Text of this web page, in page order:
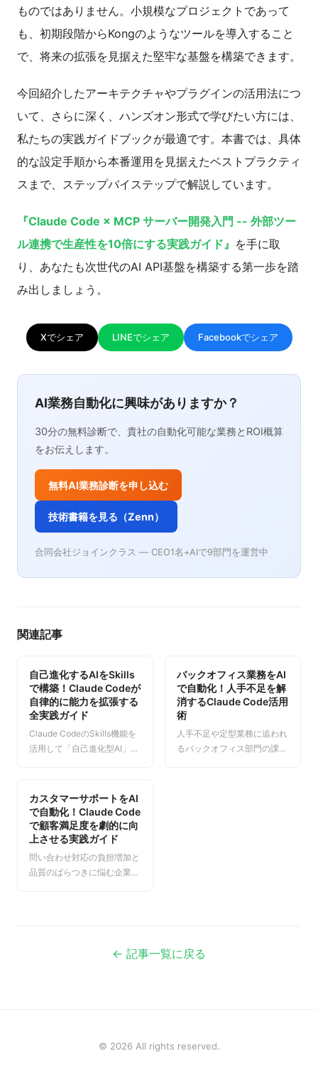
ものではありません。小規模なプロジェクトであって
も、初期段階からKongのようなツールを導入すること
で、将来の拡張を見据えた堅牢な基盤を構築できます。
今回紹介したアーキテクチャやプラグインの活用法につ
いて、さらに深く、ハンズオン形式で学びたい方には、
私たちの実践ガイドブックが最適です。本書では、具体
的な設定手順から本番運用を見据えたベストプラクティ
スまで、ステップバイステップで解説しています。
『Claude Code × MCP サーバー開発入門 -- 外部ツー
ル連携で生産性を10倍にする実践ガイド』 を手に取
り、あなたも次世代のAI API基盤を構築する第一歩を踏
み出しましょう。
Xでシェア LINEでシェア Facebookでシェア
AI業務自動化に興味がありますか？
30分の無料診断で、貴社の自動化可能な業務とROI概算
をお伝えします。
無料AI業務診断を申し込む
技術書籍を見る（Zenn）
合同会社ジョインクラス — CEO1名+AIで9部門を運営中
関連記事
自己進化するAIをSkills
で構築！Claude Codeが
自律的に能力を拡張する
全実践ガイド
Claude CodeのSkills機能を
活用して「自己進化型AI」を
得・再利用・組み合わせるこ
とで業務自動化の幅が指数関
数的に広がります。設計パタ
ーンから組織展開まで、実践
的な知見を網羅しました。
バックオフィス業務をAI
で自動化！人手不足を解
消するClaude Code活用
術
人手不足や定型業務に追われ
るバックオフィス部門の課題
カスタマーサポートをAI
で自動化！Claude Code
で顧客満足度を劇的に向
上させる実践ガイド
問い合わせ対応の負担増加と
品質のばらつきに悩む企業必
質的な業務に集中させながら
顧客満足度を大幅に向上させ
← 記事一覧に戻る
© 2026 All rights reserved.